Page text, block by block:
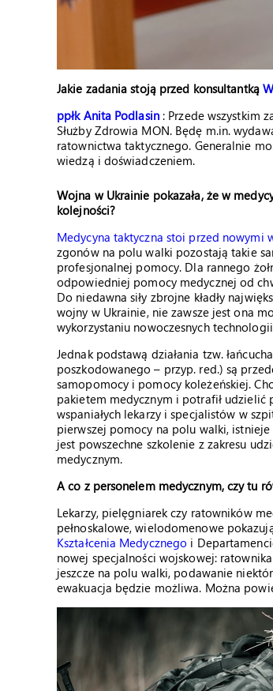
Jakie zadania stoją przed konsultantką
ppłk Anita Podlasin : Przede wszystkim
Służby Zdrowia MON. Będę m.in.
ratownictwa taktycznego. Generalnie
wiedzą i doświadczeniem.
Wojna w Ukrainie pokazała, że w
kolejności?
Medycyna taktyczna stoi przed nowymi
zgonów na polu walki pozostają takie
profesjonalnej pomocy. Dla rannego
odpowiedniej pomocy medycznej od
Do niedawna siły zbrojne kładły
wojny w Ukrainie, nie zawsze jest ona
wykorzystaniu nowoczesnych
Jednak podstawą działania tzw.
poszkodowanego – przyp. red.) są
samopomocy i pomocy koleżeńskiej.
pakietem medycznym i potrafił
wspaniałych lekarzy i specjalistów w
pierwszej pomocy na polu walki,
jest powszechne szkolenie z zakresu
medycznym.
A co z personelem medycznym, czy tu
Lekarzy, pielęgniarek czy ratowników
pełnoskalowe, wielodomenowe
Kształcenia Medycznego i
nowej specjalności wojskowej:
jeszcze na polu walki, podawanie
ewakuacja będzie możliwa. Można